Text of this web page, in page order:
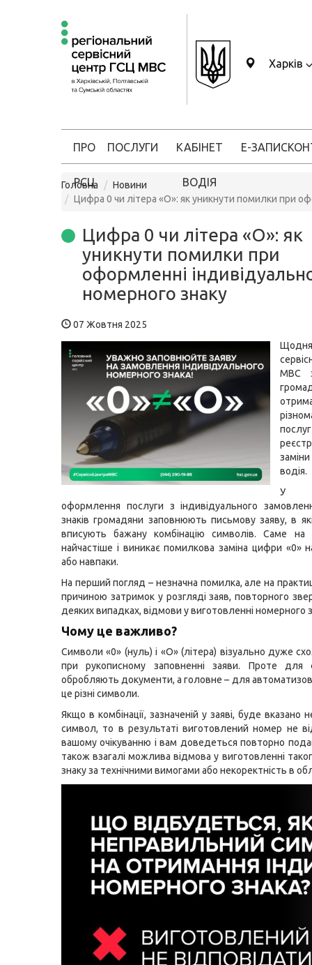
Харків
ПРО
РСЦ
ПОСЛУГИ КАБІНЕТ
ВОДІЯ
Е-ЗАПИС
Головна
Новини
Цифра 0 чи літера «О»: як уникнути помилки при
Цифра 0 чи літера «О»: як
уникнути помилки при
оформленні
номерного знаку
07 Жовтня 2025
МВС
водія.
У
оформлення послуги з індивідуального
знаків громадяни заповнюють письмову заяву, в
вписують бажану комбінацію символів. Саме на
найчастіше і виникає помилкова заміна цифри «0»
або навпаки.
На перший погляд – незначна помилка, але на
причиною затримок у розгляді заяв, повторного
деяких випадках, відмови у виготовленні номерного
Чому це важливо?
Символи «0» (нуль) і «О» (літера) візуально дуже
при рукописному заповненні заяви. Проте для
обробляють документи, а головне – для
це різні символи.
Якщо в комбінації, зазначеній у заяві, буде вказано
символ, то в результаті виготовлений номер не
вашому очікуванню і вам доведеться повторно
також взагалі можлива відмова у виготовленні
знаку за технічними вимогами або некоректність в